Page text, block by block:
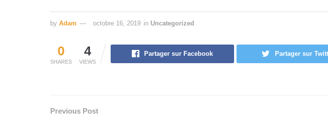
by Adam octobre 16, 2019 in Uncategorized
0
SHARES
4
VIEWS
Partager sur Facebook Partager sur
Previous Post